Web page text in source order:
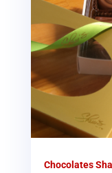
Chocolates